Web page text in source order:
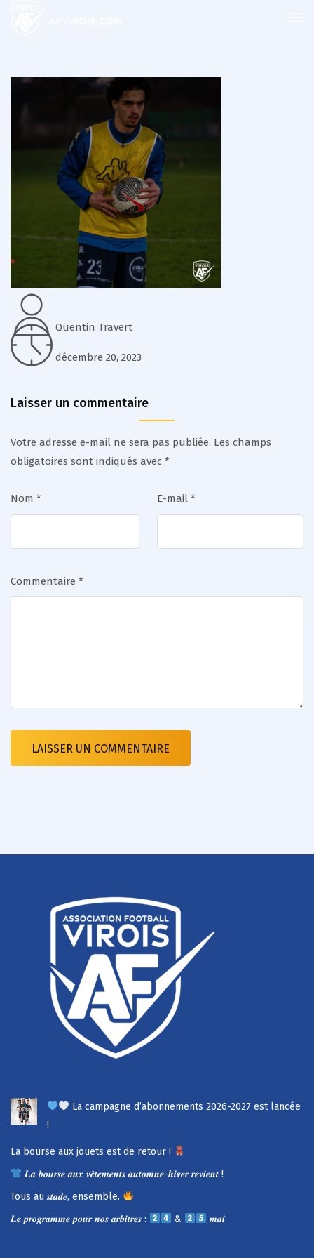
Quentin Travert
décembre 20, 2023
Laisser un commentaire
Votre adresse e-mail ne sera pas publiée. Les champs
obligatoires sont indiqués avec *
Nom * E-mail *
Commentaire *
La campagne d’abonnements 2026-2027 est lancée
!
La bourse aux jouets est de retour !
𝑳𝒂 𝒃𝒐𝒖𝒓𝒔𝒆 𝒂𝒖𝒙 𝒗𝒆̂𝒕𝒆𝒎𝒆𝒏𝒕𝒔 𝒂𝒖𝒕𝒐𝒎𝒏𝒆-𝒉𝒊𝒗𝒆𝒓 𝒓𝒆𝒗𝒊𝒆𝒏𝒕 !
Tous au 𝒔𝒕𝒂𝒅𝒆, ensemble.
𝑳𝒆 𝒑𝒓𝒐𝒈𝒓𝒂𝒎𝒎𝒆 𝒑𝒐𝒖𝒓 𝒏𝒐𝒔 𝒂𝒓𝒃𝒊𝒕𝒓𝒆𝒔 :
& 𝒎𝒂𝒊